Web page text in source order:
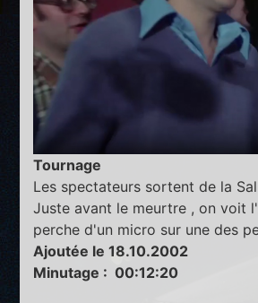
Tournage
Les spectateurs sortent de la
Juste avant le meurtre , on voit
perche d'un micro sur une des
Ajoutée le 18.10.2002
Minutage : 00:12:20